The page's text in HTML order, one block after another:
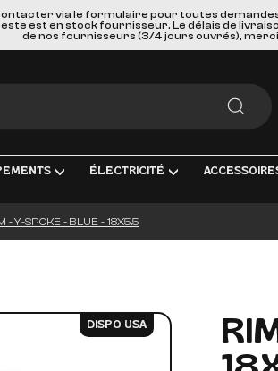
via le formulaire pour toutes
est en stock fournisseur. Le délais de
de nos fournisseurs (3/4 jours ouvrés),
RECHERCHER
COMPLÈTE
& ACCESSOIRES
ÉLECTRICITÉ
ET MESURE
D'ALLUMAGE
BAGAGERIE
ACCESSOIRES DIVERS
HUILES,
BOUGIES
- Y-SPOKE - BLUE - 18X5.5
DISPO USA